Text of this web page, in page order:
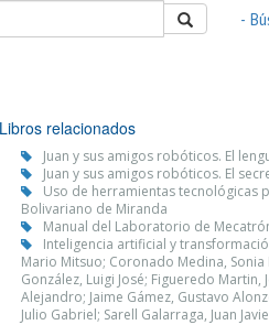
-
Libros relacionados
Juan y sus amigos robóticos. El
Juan y sus amigos robóticos. El
Uso de herramientas tecnológicas
Bolivariano de Miranda
Manual del Laboratorio de
Inteligencia artificial y
Mario Mitsuo; Coronado Medina, Sonia
González, Luigi José; Figueredo
Alejandro; Jaime Gámez, Gustavo
Julio Gabriel; Sarell Galarraga, Juan